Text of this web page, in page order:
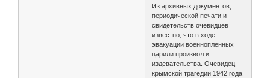
Из архивных документов,
периодической печати и
свидетельств очевидцев
известно, что в ходе
эвакуации военнопленных
царили произвол и
издевательства. Очевидец
крымской трагедии 1942 года